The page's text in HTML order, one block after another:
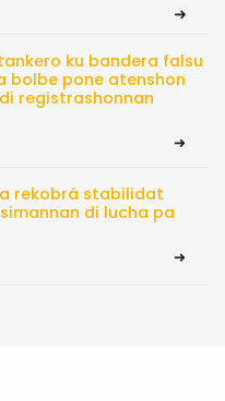
ku bandera falsu
bolbe pone atenshon
registrashonnan
rekobrá stabilidat
di lucha pa